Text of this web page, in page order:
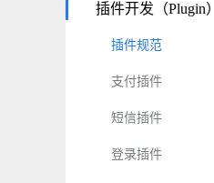
插件开发（Plugin）
插件规范
支付插件
短信插件
登录插件